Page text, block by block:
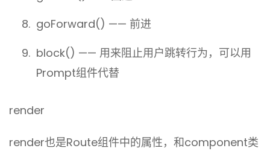
goForward() —— 前进
block() —— 用来阻止用户跳转行为，可以用
Prompt组件代替
render
render也是Route组件中的属性，和component类